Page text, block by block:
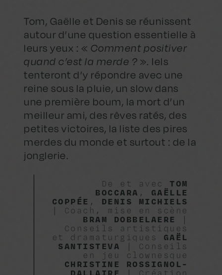
Tom, Gaëlle et Denis se réunissent
autour d’une question essentielle à
leurs yeux : « Comment positiver
quand c’est la merde ? ». Iels
tenteront d’y répondre avec une
reine sous la pluie, un slow dans
une première boum, la mort d’un
meilleur ami, des rêves ratés, des
petites victoires, la liste des pires
merdes du monde et surtout : de la
jonglerie.
De et avec TOM
BOCCARA , GAËLLE
COPPÉE , DENIS MICHIELS
| Coach, mise en scène
BRAM DOBBELAERE |
Conseils artistiques
et dramaturgiques GAËL
SANTISTEVA | Conseils
en jeu clownesque
CHRISTINE ROSSIGNOL-